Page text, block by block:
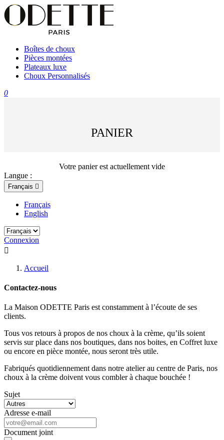
Boîtes de choux
Pièces montées
Plateaux luxe
Choux Personnalisés
0
PANIER
Votre panier est actuellement vide
Langue :
Français 
Français
English
Connexion

Accueil
Contactez-nous
La Maison ODETTE Paris est constamment à l’écoute de ses
clients.
Tous vos retours à propos de nos choux à la crème, qu’ils soient
servis sur place dans nos boutiques, dans nos boites, en Coffret luxe
ou encore en pièce montée, nous seront très utile.
Fabriqués quotidiennement dans notre atelier au centre de Paris, nos
choux à la crème doivent vous combler à chaque bouchée !
Sujet
Adresse e-mail
Document joint